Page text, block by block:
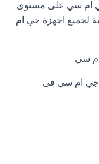
ام سي على مستوى
لجميع اجهزة جي ام
سي
جي ام سي فى